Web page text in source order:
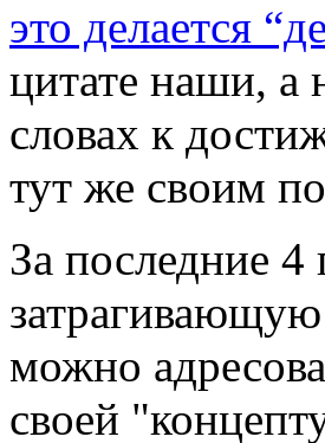
это делается
цитате наши,
словах к
тут же своим
За последние
можно
своей